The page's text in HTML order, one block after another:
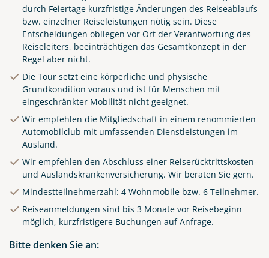
durch Feiertage kurzfristige Änderungen des Reiseablaufs
bzw. einzelner Reiseleistungen nötig sein. Diese
Entscheidungen obliegen vor Ort der Verantwortung des
Reiseleiters, beeinträchtigen das Gesamtkonzept in der
Regel aber nicht.
Die Tour setzt eine körperliche und physische
Grundkondition voraus und ist für Menschen mit
eingeschränkter Mobilität nicht geeignet.
Wir empfehlen die Mitgliedschaft in einem renommierten
Automobilclub mit umfassenden Dienstleistungen im
Ausland.
Wir empfehlen den Abschluss einer Reiserücktrittskosten-
und Auslandskrankenversicherung. Wir beraten Sie gern.
Mindestteilnehmerzahl: 4 Wohnmobile bzw. 6 Teilnehmer.
Reiseanmeldungen sind bis 3 Monate vor Reisebeginn
möglich, kurzfristigere Buchungen auf Anfrage.
Bitte denken Sie an: